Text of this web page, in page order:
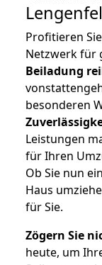
Profitieren
Netzwerk für
Beiladung
besonderen
Leistungen
für Ihren
Ob Sie nun
Haus
für Sie.
Zögern Sie
heute, um